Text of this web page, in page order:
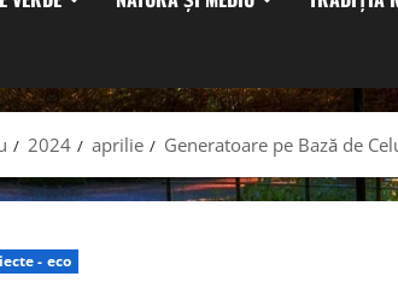
2024 aprilie Generatoare pe Bază de
- eco